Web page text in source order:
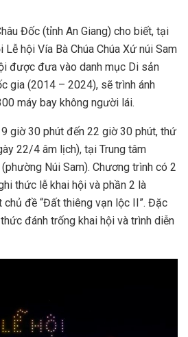
Đốc (tỉnh An Giang) cho biết, tại
hội Vía Bà Chúa Chúa Xứ núi Sam
được đưa vào danh mục Di sản
gia (2014 – 2024), sẽ trình ánh
máy bay không người lái.
giờ 30 phút đến 22 giờ 30 phút, thứ
22/4 âm lịch), tại Trung tâm
Núi Sam). Chương trình có 2
thức lễ khai hội và phần 2 là
chủ đề “Đất thiêng vạn lộc II”. Đặc
đánh trống khai hội và trình diễn